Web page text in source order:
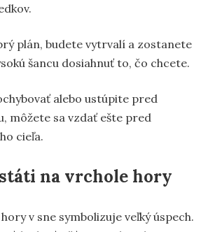
plán, budete vytrvalí a zostanete
šancu dosiahnuť to, čo chcete.
alebo ustúpite pred
môžete sa vzdať ešte pred
cieľa.
na vrchole hory
v sne symbolizuje veľký úspech.